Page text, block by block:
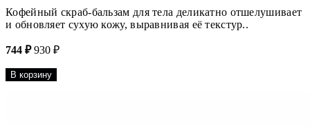
Кофейный скраб-бальзам для тела деликатно отшелушивает
и обновляет сухую кожу, выравнивая её текстур..
744 ₽ 930 ₽
В корзину